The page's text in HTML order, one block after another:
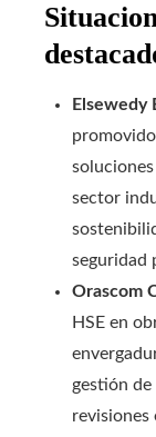
Elsewedy
sector
seguridad
Orascom
HSE en
gestión de
revisiones